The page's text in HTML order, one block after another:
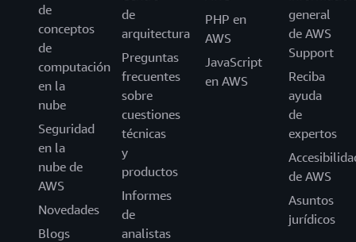
de
conceptos
de
computación
en la
nube
Seguridad
en la
nube de
AWS
Novedades
Blogs
de
arquitectura
Preguntas
frecuentes
sobre
cuestiones
técnicas
y
productos
Informes
de
analistas
PHP en
AWS
JavaScript
en AWS
general
de AWS
Support
Reciba
ayuda
de
expertos
de AWS
Asuntos
jurídicos